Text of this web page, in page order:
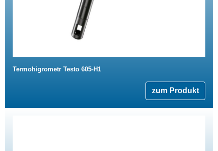
Termohigrometr Testo 605-H1
zum Produkt